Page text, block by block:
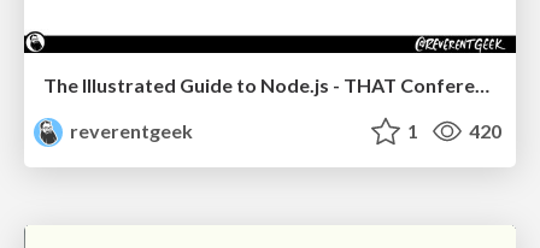
The Illustrated Guide to Node.js - THAT Conference 2024
reverentgeek
1 420